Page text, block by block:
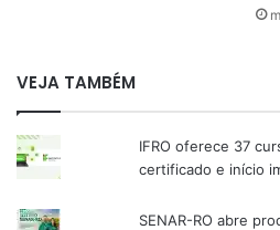
VEJA TAMBÉM
IFRO oferece 37
certificado e início
SENAR-RO abre